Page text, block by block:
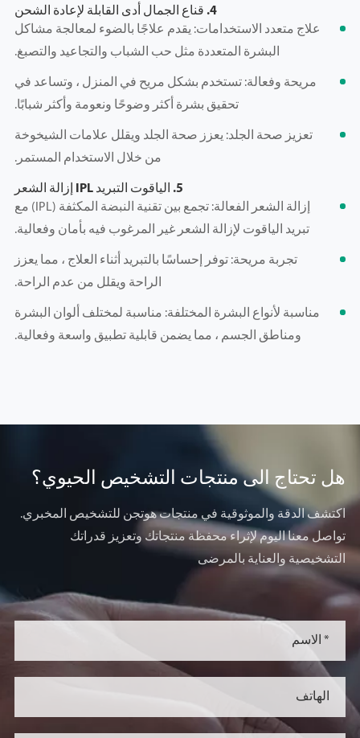
4. قناع الجمال أدى القابلة لإعادة الشحن
علاج متعدد الاستخدامات: يقدم علاجًا بالضوء لمعالجة مشاكل
البشرة المتعددة مثل حب الشباب والتجاعيد والتصبغ.
مريحة وفعالة: تستخدم بشكل مريح في المنزل ، وتساعد في
تحقيق بشرة أكثر وضوحًا ونعومة وأكثر شبابًا.
تعزيز صحة الجلد: يعزز صحة الجلد ويقلل علامات الشيخوخة
من خلال الاستخدام المستمر.
5. الياقوت التبريد IPL إزالة الشعر
إزالة الشعر الفعالة: تجمع بين تقنية النبضة المكثفة (IPL) مع
تبريد الياقوت لإزالة الشعر غير المرغوب فيه بأمان وفعالية.
تجربة مريحة: توفر إحساسًا بالتبريد أثناء العلاج ، مما يعزز
الراحة ويقلل من عدم الراحة.
مناسبة لأنواع البشرة المختلفة: مناسبة لمختلف ألوان البشرة
ومناطق الجسم ، مما يضمن قابلية تطبيق واسعة وفعالية.
هل تحتاج الى منتجات التشخيص الحيوي؟
اكتشف الدقة والموثوقية في منتجات هوتجن للتشخيص المخبري.
تواصل معنا اليوم لإثراء محفظة منتجاتك وتعزيز قدراتك
التشخيصية والعناية بالمرضى